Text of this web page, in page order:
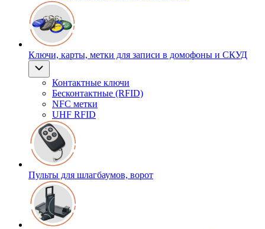
Ключи, карты, метки для записи в домофоны и СКУД
Контактные ключи
Бесконтактные (RFID)
NFC метки
UHF RFID
Пульты для шлагбаумов, ворот